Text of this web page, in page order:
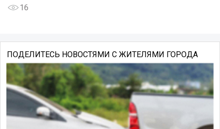
16
ПОДЕЛИТЕСЬ НОВОСТЯМИ С ЖИТЕЛЯМИ ГОРОДА